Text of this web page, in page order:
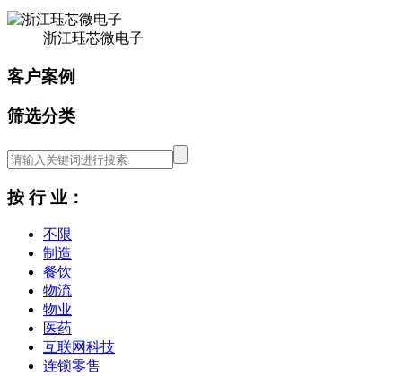
浙江珏芯微电子
客户案例
筛选分类
按 行 业：
不限
制造
餐饮
物流
物业
医药
互联网科技
连锁零售